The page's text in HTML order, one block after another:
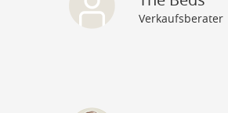
Verkaufsberater